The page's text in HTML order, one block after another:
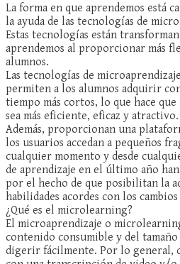
La forma en que aprendemos está
la ayuda de las tecnologías de
Estas tecnologías están
aprendemos al proporcionar más
alumnos.
Las tecnologías de
permiten a los alumnos adquirir
tiempo más cortos, lo que hace
sea más eficiente, eficaz y atractivo.
Además, proporcionan una
los usuarios accedan a pequeños
cualquier momento y desde
de aprendizaje en el último año
por el hecho de que posibilitan la
habilidades acordes con los
¿Qué es el microlearning?
El microaprendizaje o
contenido consumible y del tamaño
digerir fácilmente. Por lo general,